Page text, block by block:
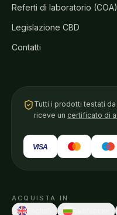
Referti di laboratorio (COA)
Legislazione CBD
Contatti
Tutti i prodotti testati da
riceve un certificato di
VISA
ACQUISTA IN